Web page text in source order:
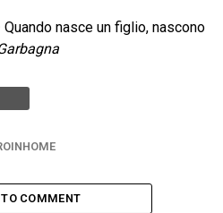
Quando nasce un figlio, nascono
COMMENT